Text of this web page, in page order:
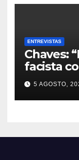
ENTREVISTAS
Chaves:
facista
5 AGOSTO,